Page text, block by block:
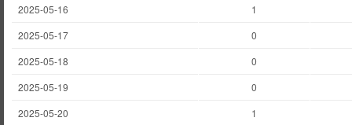
2025-05-16
1
2025-05-17
0
2025-05-18
0
2025-05-19
0
2025-05-20
1